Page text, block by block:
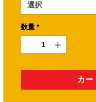
選択
数量 *
カー